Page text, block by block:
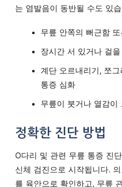
는 염발음이 동반될 수도 있
무릎 안쪽의 뻐근함
장시간 서 있거나 걸
계단 오르내리기, 쪼
통증 심화
무릎이 붓거나 열감이
정확한 진단 방법
O다리 및 관련 무릎 통증 진
신체 검진으로 시작됩니다.
를 육안으로 확인하고, 무릎